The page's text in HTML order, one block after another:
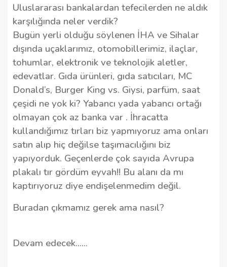
Uluslararası bankalardan tefecilerden ne aldık
karşılığında neler verdik?
Bugün yerli olduğu söylenen İHA ve Sihalar
dışında uçaklarımız, otomobillerimiz, ilaçlar,
tohumlar, elektronik ve teknolojik aletler,
edevatlar. Gıda ürünleri, gıda satıcıları, MC
Donald’s, Burger King vs. Giysi, parfüm, saat
çeşidi ne yok ki? Yabancı yada yabancı ortağı
olmayan çok az banka var . İhracatta
kullandığımız tırları biz yapmıyoruz ama onları
satın alıp hiç değilse taşımacılığını biz
yapıyorduk. Geçenlerde çok sayıda Avrupa
plakalı tır gördüm eyvah!! Bu alanı da mı
kaptırıyoruz diye endişelenmedim değil.
Buradan çıkmamız gerek ama nasıl?
Devam edecek……